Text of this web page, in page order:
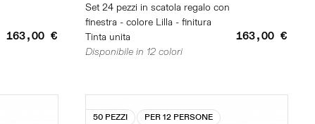
163,00 €
Set 24 pezzi in scatola regalo con
finestra - colore Lilla - finitura
Tinta unita
163,00 €
Disponibile in 12 colori
50 PEZZI PER 12 PERSONE